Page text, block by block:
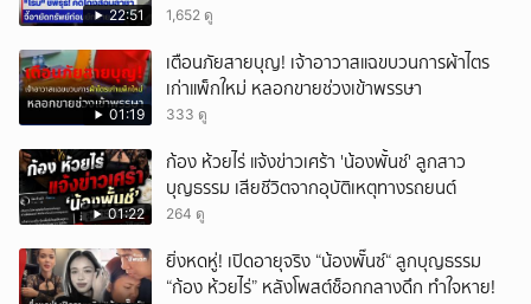
22:51 1,652 ดู
01:19
เตือนภัยสายบุญ! เจ้าอาวาสแฉขบวนการผ้าไตร
เก่าแพ็กใหม่ หลอกขายช่วงเข้าพรรษา
333 ดู
01:22
ก้อง ห้วยไร่ แจ้งข่าวเศร้า 'น้องพั้นช์' ลูกสาว
บุญธรรม เสียชีวิตจากอุบัติเหตุทางรถยนต์
264 ดู
ยิ่งหดหู่! เปิดอายุจริง “น้องพั๊นซ์“ ลูกบุญธรรม
“ก้อง ห้วยไร่” หลังโพสต์ช็อกกลางดึก ทำใจหาย!